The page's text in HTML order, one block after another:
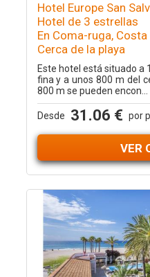
Hotel Europe San
Hotel de 3 estrellas
En Coma-ruga,
Cerca de la playa
Este hotel está situado a
fina y a unos 800 m del
800 m se pueden encon...
Desde 31.06 € por
VER